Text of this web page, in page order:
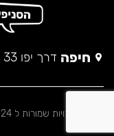
חיפה דרך יפו 33
© כל הזכויות שמורות ל 2024 GOOSTO